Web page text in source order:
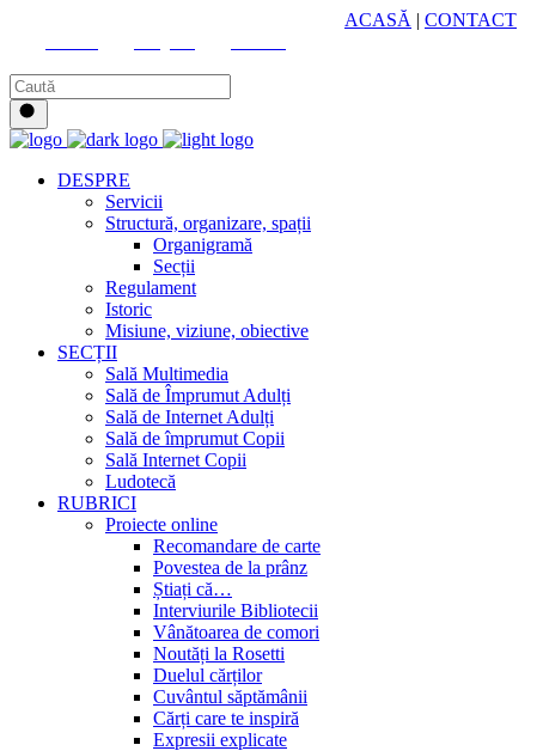
ACASĂ | CONTACT
DESPRE
Servicii
Structură, organizare, spații
Organigramă
Secții
Regulament
Istoric
Misiune, viziune, obiective
SECȚII
Sală Multimedia
Sală de Împrumut Adulți
Sală de Internet Adulți
Sală de împrumut Copii
Sală Internet Copii
Ludotecă
RUBRICI
Proiecte online
Recomandare de carte
Povestea de la prânz
Știați că…
Interviurile Bibliotecii
Vânătoarea de comori
Noutăți la Rosetti
Duelul cărților
Cuvântul săptămânii
Cărți care te inspiră
Expresii explicate